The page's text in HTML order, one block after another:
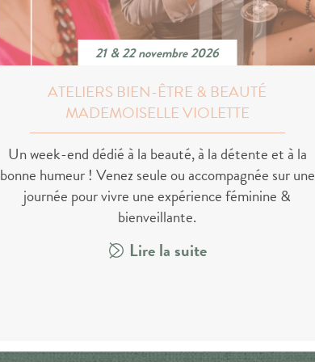
21 & 22 novembre 2026
ATELIERS BIEN-ÊTRE & BEAUTÉ
MADEMOISELLE VIOLETTE
Un week-end dédié à la beauté, à la détente et à la
bonne humeur ! Venez seule ou accompagnée sur une
journée pour vivre une expérience féminine &
bienveillante.
Lire la suite